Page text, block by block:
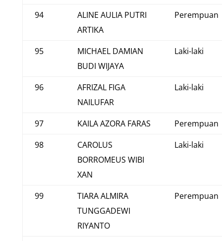
94
ALINE AULIA PUTRI
ARTIKA
Perempuan
95
MICHAEL DAMIAN
BUDI WIJAYA
Laki-laki
96
AFRIZAL FIGA
NAILUFAR
Laki-laki
97 KAILA AZORA FARAS
Perempuan
98
CAROLUS
BORROMEUS WIBI
XAN
Laki-laki
99
TIARA ALMIRA
TUNGGADEWI
RIYANTO
Perempuan